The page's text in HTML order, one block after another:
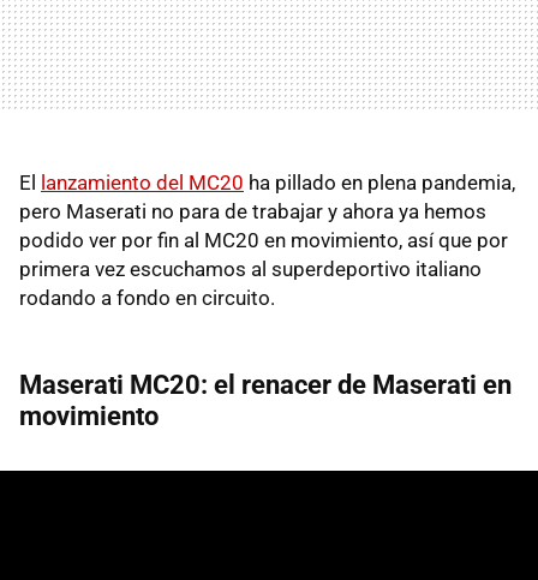
El lanzamiento del MC20 ha pillado en plena pandemia,
pero Maserati no para de trabajar y ahora ya hemos
podido ver por fin al MC20 en movimiento, así que por
primera vez escuchamos al superdeportivo italiano
rodando a fondo en circuito.
Maserati MC20: el renacer de Maserati en
movimiento